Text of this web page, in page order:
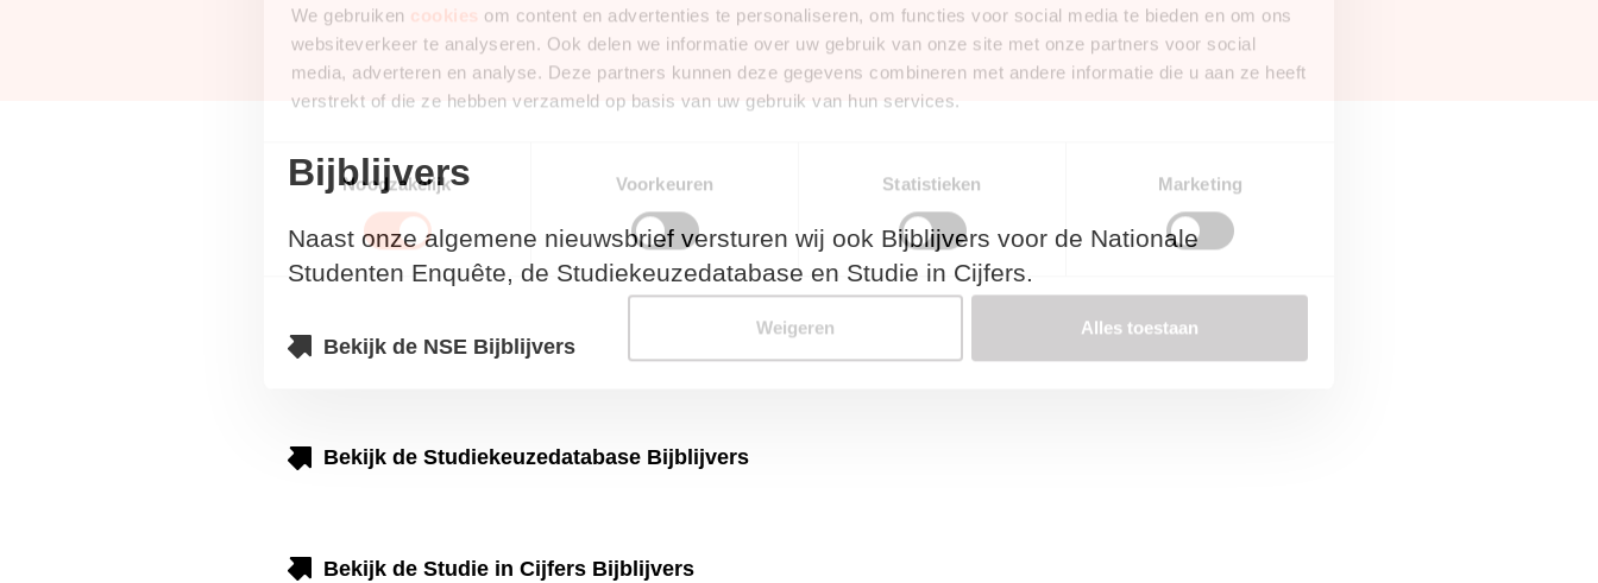
We gebruiken cookies om content en advertenties te personaliseren, om functies voor social media te bieden en om ons
websiteverkeer te analyseren. Ook delen we informatie over uw gebruik van onze site met onze partners voor social
media, adverteren en analyse. Deze partners kunnen deze gegevens combineren met andere informatie die u aan ze heeft
verstrekt of die ze hebben verzameld op basis van uw gebruik van hun services.
Toestemmingsselectie
Noodzakelijk
Voorkeuren Statistieken Marketing
Weigeren Alles toestaan
Bijblijvers
Naast onze algemene nieuwsbrief versturen wij ook Bijblijvers voor de Nationale Studenten
Enquête, de Studiekeuzedatabase en Studie in Cijfers.
Bekijk de NSE Bijblijvers
Bekijk de Studiekeuzedatabase Bijblijvers
Bekijk de Studie in Cijfers Bijblijvers